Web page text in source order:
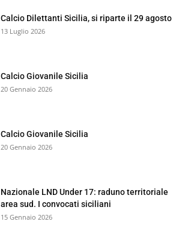
Calcio Dilettanti Sicilia, si riparte il 29 agosto
13 Luglio 2026
Calcio Giovanile Sicilia
20 Gennaio 2026
Calcio Giovanile Sicilia
20 Gennaio 2026
Nazionale LND Under 17: raduno territoriale
area sud. I convocati siciliani
15 Gennaio 2026